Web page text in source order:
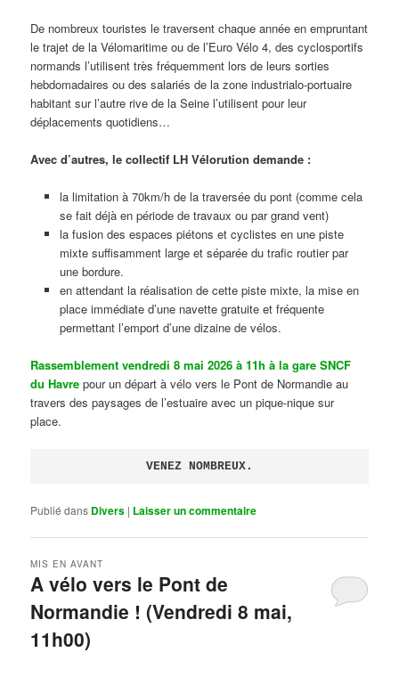
De nombreux touristes le traversent chaque année en empruntant
le trajet de la Vélomaritime ou de l’Euro Vélo 4, des cyclosportifs
normands l’utilisent très fréquemment lors de leurs sorties
hebdomadaires ou des salariés de la zone industrialo-portuaire
habitant sur l’autre rive de la Seine l’utilisent pour leur
déplacements quotidiens…
Avec d’autres, le collectif LH Vélorution demande :
la limitation à 70km/h de la traversée du pont (comme cela
se fait déjà en période de travaux ou par grand vent)
la fusion des espaces piétons et cyclistes en une piste
mixte suffisamment large et séparée du trafic routier par
une bordure.
en attendant la réalisation de cette piste mixte, la mise en
place immédiate d’une navette gratuite et fréquente
permettant l’emport d’une dizaine de vélos.
Rassemblement vendredi 8 mai 2026 à 11h à la gare SNCF
du Havre pour un départ à vélo vers le Pont de Normandie au
travers des paysages de l’estuaire avec un pique-nique sur
place.
VENEZ NOMBREUX.
Publié dans Divers | Laisser un commentaire
A vélo vers le Pont de
Normandie ! (Vendredi 8 mai,
11h00)
MIS EN AVANT